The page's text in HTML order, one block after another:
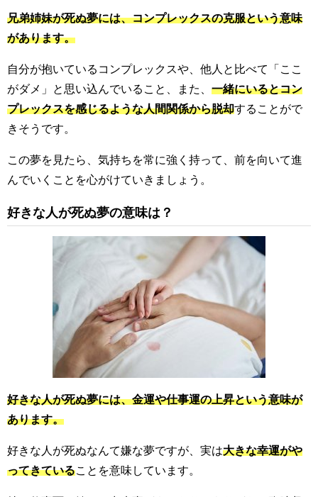
兄弟姉妹が死ぬ夢には、コンプレックスの克服という意味
があります。
自分が抱いているコンプレックスや、他人と比べて「ここ
がダメ」と思い込んでいること、また、 一緒にいるとコン
プレックスを感じるような人間関係から脱却することがで
きそうです。
この夢を見たら、気持ちを常に強く持って、前を向いて進
んでいくことを心がけていきましょう。
好きな人が死ぬ夢の意味は？
好きな人が死ぬ夢には、金運や仕事運の上昇という意味が
あります。
好きな人が死ぬなんて嫌な夢ですが、実は大きな幸運がや
ってきていることを意味しています。